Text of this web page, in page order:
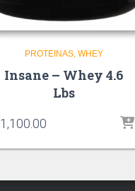
PROTEINAS WHEY
Insane – Whey 4.6
Lbs
1,100.00